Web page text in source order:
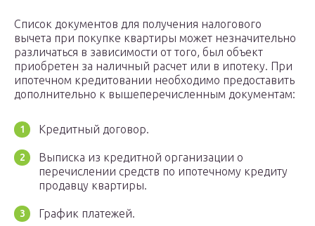
Список документов для получения налогового
вычета при покупке квартиры может незначительно
различаться в зависимости от того, был объект
приобретен за наличный расчет или в ипотеку. При
ипотечном кредитовании необходимо предоставить
дополнительно к вышеперечисленным документам:
Кредитный договор.
Выписка из кредитной организации о
перечислении средств по ипотечному кредиту
продавцу квартиры.
График платежей.